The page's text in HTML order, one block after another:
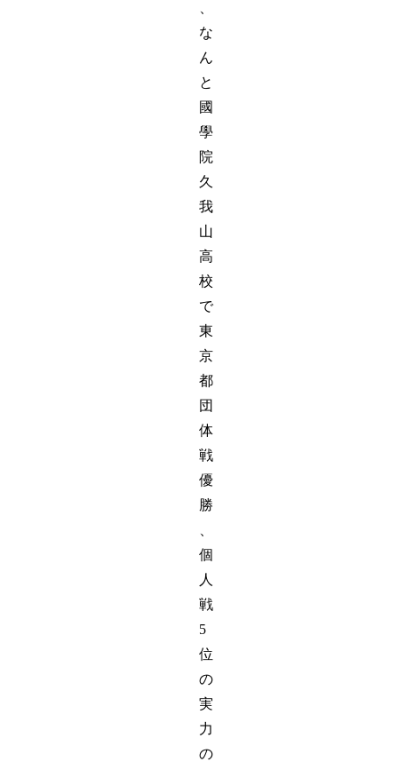
な
ん
と
國
學
院
久
我
山
高
校
で
東
京
都
団
体
戦
優
勝
個
人
戦
5
位
の
実
力
の